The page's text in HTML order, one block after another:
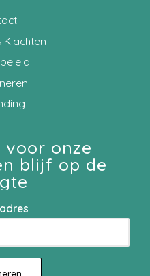
Klachten
onze
blijf op de